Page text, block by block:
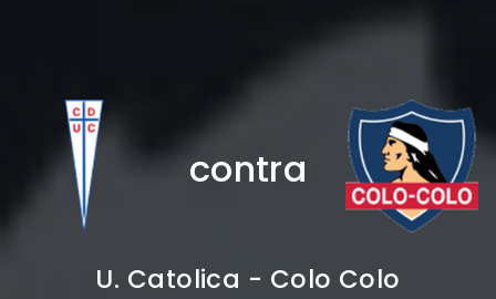
contra
U. Catolica - Colo Colo